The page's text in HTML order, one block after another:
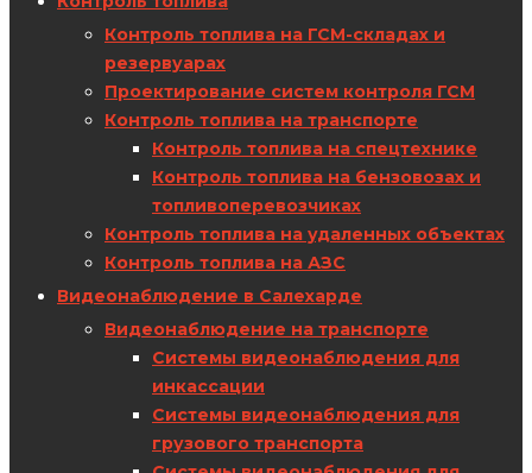
Контроль топлива на ГСМ-складах и
резервуарах
Проектирование систем контроля ГСМ
Контроль топлива на транспорте
Контроль топлива на спецтехнике
Контроль топлива на бензовозах и
топливоперевозчиках
Контроль топлива на удаленных объектах
Контроль топлива на АЗС
Видеонаблюдение в Салехарде
Видеонаблюдение на транспорте
Системы видеонаблюдения для
инкассации
Системы видеонаблюдения для
грузового транспорта